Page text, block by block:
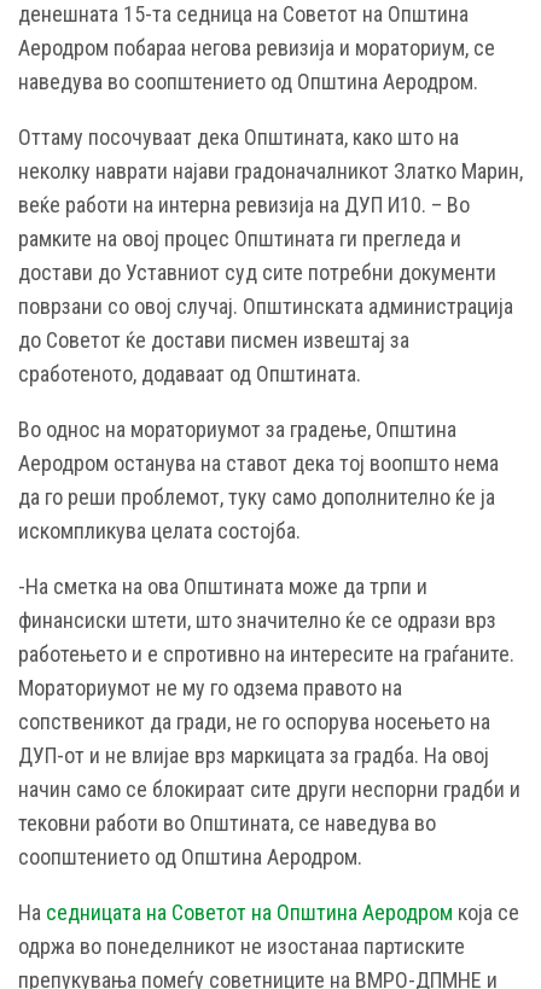
денешната 15-та седница на Советот на Општина
Аеродром побараа негова ревизија и мораториум, се
наведува во соопштението од Општина Аеродром.
Оттаму посочуваат дека Општината, како што на
неколку наврати најави градоначалникот Златко Марин,
веќе работи на интерна ревизија на ДУП И10. – Во
рамките на овој процес Општината ги прегледа и
достави до Уставниот суд сите потребни документи
поврзани со овој случај. Општинската администрација
до Советот ќе достави писмен извештај за
сработеното, додаваат од Општината.
Во однос на мораториумот за градење, Општина
Аеродром останува на ставот дека тој воопшто нема
да го реши проблемот, туку само дополнително ќе ја
искомпликува целата состојба.
-На сметка на ова Општината може да трпи и
финансиски штети, што значително ќе се одрази врз
работењето и е спротивно на интересите на граѓаните.
Мораториумот не му го одзема правото на
сопственикот да гради, не го оспорува носењето на
ДУП-от и не влијае врз маркицата за градба. На овој
начин само се блокираат сите други неспорни градби и
тековни работи во Општината, се наведува во
соопштението од Општина Аеродром.
На седницата на Советот на Општина Аеродром која се
одржа во понеделникот не изостанаа партиските
препукувања помеѓу советниците на ВМРО-ДПМНЕ и